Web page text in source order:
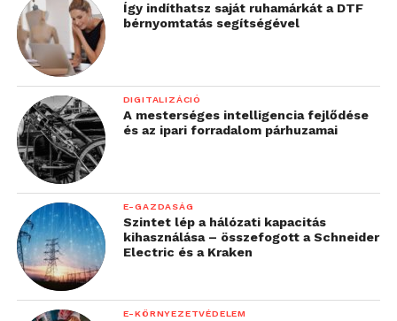
Így indíthatsz saját ruhamárkát a DTF
bérnyomtatás segítségével
DIGITALIZÁCIÓ
A mesterséges intelligencia fejlődése
és az ipari forradalom párhuzamai
E-GAZDASÁG
Szintet lép a hálózati kapacitás
kihasználása – összefogott a Schneider
Electric és a Kraken
E-KÖRNYEZETVÉDELEM